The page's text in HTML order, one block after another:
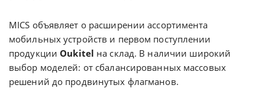
MICS объявляет о расширении ассортимента
мобильных устройств и первом поступлении
продукцииOukitel на склад. В наличии широкий
выбор моделей: от сбалансированных массовых
решений до продвинутых флагманов.